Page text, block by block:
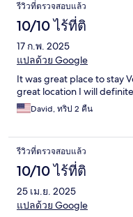
รีวิวที่ตรวจสอบแล้ว
10/10 ไร้ที่ติ
17 ก.พ. 2025
แปลด้วย Google
It was great place to stay
great location I will
David, ทริป 2 คืน
รีวิวที่ตรวจสอบแล้ว
10/10 ไร้ที่ติ
25 เม.ย. 2025
แปลด้วย Google